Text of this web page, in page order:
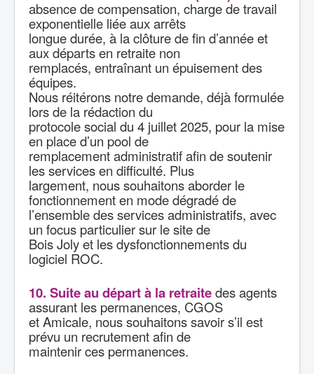
absence de compensation, charge de travail
exponentielle liée aux arrêts
longue durée, à la clôture de fin d’année et
aux départs en retraite non
remplacés, entraînant un épuisement des
équipes.
Nous réitérons notre demande, déjà formulée
lors de la rédaction du
protocole social du 4 juillet 2025, pour la mise
en place d’un pool de
remplacement administratif afin de soutenir
les services en difficulté. Plus
largement, nous souhaitons aborder le
fonctionnement en mode dégradé de
l’ensemble des services administratifs, avec
un focus particulier sur le site de
Bois Joly et les dysfonctionnements du
logiciel ROC.
10. Suite au départ à la retraitedes agents
assurant les permanences, CGOS
et Amicale, nous souhaitons savoir s’il est
prévu un recrutement afin de
maintenir ces permanences.